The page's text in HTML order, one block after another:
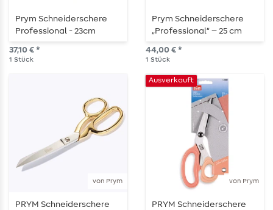
Prym Schneiderschere
Professional - 23cm
37,10 € *
1 Stück
Prym Schneiderschere
„Professional“ – 25 cm
44,00 € *
1 Stück
von Prym
PRYM Schneiderschere
von Prym
Ausverkauft
PRYM Schneiderschere